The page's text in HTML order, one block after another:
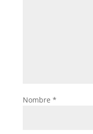
Nombre *